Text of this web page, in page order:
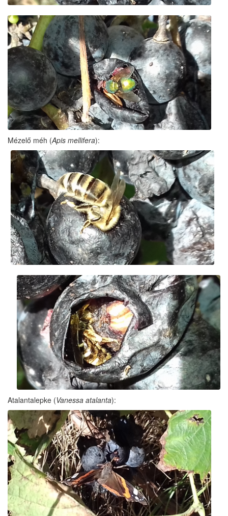
Mézelő méh (Apis mellifera):
Atalantalepke (Vanessa atalanta):